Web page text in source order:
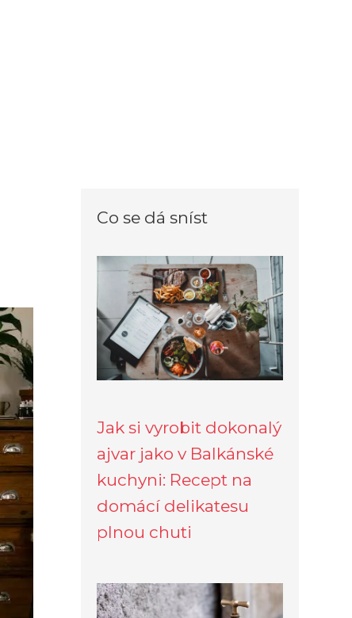
Co se dá sníst
Jak si vyrobit dokonalý
ajvar jako v Balkánské
kuchyni: Recept na
domácí delikatesu
plnou chuti